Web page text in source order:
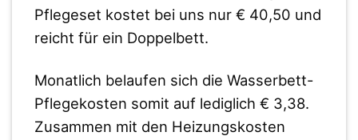
Pflegeset kostet bei uns nur € 40,50 und
reicht für ein Doppelbett.
Monatlich belaufen sich die Wasserbett-
Pflegekosten somit auf lediglich € 3,38.
Zusammen mit den Heizungskosten